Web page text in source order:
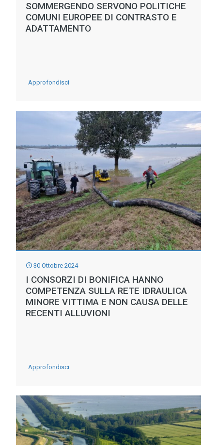
SOMMERGENDO SERVONO POLITICHE
COMUNI EUROPEE DI CONTRASTO E
ADATTAMENTO
Approfondisci-
CRISI
CLIMATICA
SOMMERGENDO
SERVONO
POLITICHE
COMUNI
EUROPEE
DI
30 Ottobre 2024
I CONSORZI DI BONIFICA HANNO
COMPETENZA SULLA RETE IDRAULICA
MINORE VITTIMA E NON CAUSA DELLE
RECENTI ALLUVIONI
Approfondisci-
CONSORZI
DI
BONIFICA
HANNO